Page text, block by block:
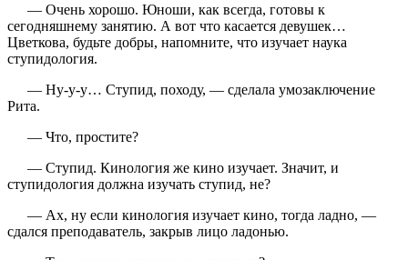
— Очень хорошо. Юноши, как всегда, готовы к
сегодняшнему занятию. А вот что касается девушек…
Цветкова, будьте добры, напомните, что изучает наука
ступидология.
— Ну-у-у… Ступид, походу, — сделала умозаключение
Рита.
— Что, простите?
— Ступид. Кинология же кино изучает. Значит, и
ступидология должна изучать ступид, не?
— Ах, ну если кинология изучает кино, тогда ладно, —
сдался преподаватель, закрыв лицо ладонью.